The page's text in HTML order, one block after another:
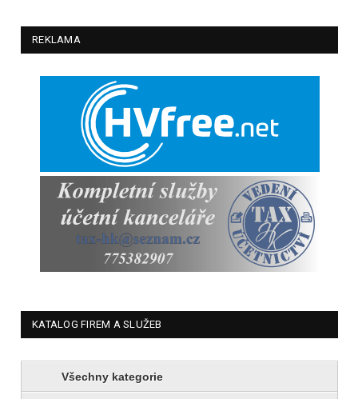
REKLAMA
KATALOG FIREM A SLUŽEB
Všechny kategorie